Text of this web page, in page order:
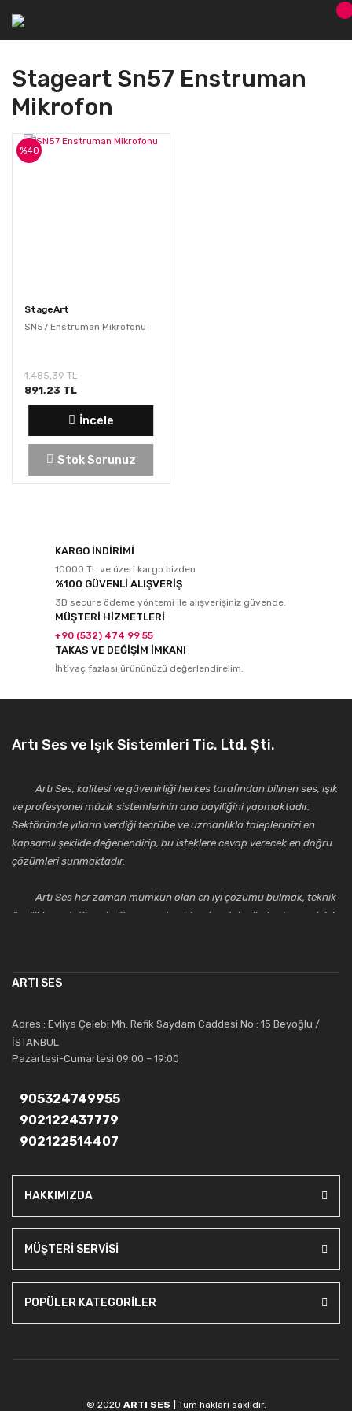
Stageart Sn57 Enstruman
Mikrofon
StageArt
SN57 Enstruman Mikrofonu
%40
1.485,39 TL
891,23 TL
İncele
Stok Sorunuz
KARGO İNDİRİMİ
10000 TL ve üzeri kargo bizden
%100 GÜVENLİ ALIŞVERİŞ
3D secure ödeme yöntemi ile alışverişiniz güvende.
MÜŞTERİ HİZMETLERİ
+90 (532) 474 99 55
TAKAS VE DEĞİŞİM İMKANI
İhtiyaç fazlası ürününüzü değerlendirelim.
Artı Ses ve Işık Sistemleri Tic. Ltd. Şti.
Artı Ses, kalitesi ve güvenirliği herkes tarafından bilinen ses, ışık
ve profesyonel müzik sistemlerinin ana bayiliğini yapmaktadır.
Sektöründe yılların verdiği tecrübe ve uzmanlıkla taleplerinizi en
kapsamlı şekilde değerlendirip, bu isteklere cevap verecek en doğru
çözümleri sunmaktadır.
Artı Ses her zaman mümkün olan en iyi çözümü bulmak, teknik
özellikler, estetik ve kalite açısından bir adım daha ileriye taşımak için
saygıdeğer yerini kazanmıştır.
Artı Ses, güler yüzü ve deneyimi ile bu gün ve gelecekte
güvenebileceğiniz bir tercihtir.
ARTI SES
Adres : Evliya Çelebi Mh. Refik Saydam Caddesi No : 15 Beyoğlu /
İSTANBUL
Pazartesi-Cumartesi 09:00 – 19:00
905324749955
902122437779
902122514407
HAKKIMIZDA
MÜŞTERİ SERVİSİ
POPÜLER KATEGORİLER
© 2020 ARTI SES | Tüm hakları saklıdır.